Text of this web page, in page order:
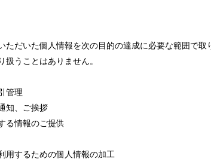
だいた個人情報を次の目的の達成に必要な範囲で取
うことはありません。
管理
知、ご挨拶
る情報のご提供
用するための個人情報の加工